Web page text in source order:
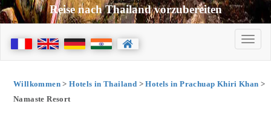
Reise nach Thailand vorzubereiten
Willkommen>Hotels in Thailand >Hotels in Prachuap Khiri Khan >
Namaste Resort